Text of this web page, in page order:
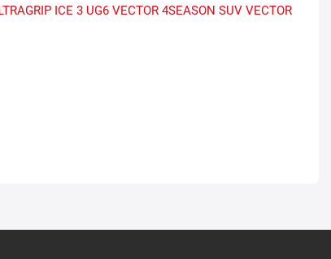
ICE 3 UG6 VECTOR 4SEASON SUV VECTOR